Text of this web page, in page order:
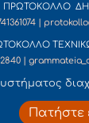
ΠΡΩΤΟΚΟΛΛΟ
|
|
Πατήστε